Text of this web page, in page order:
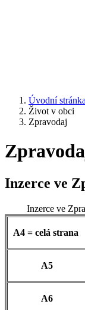
Úvodní stránka
Život v obci
Zpravodaj
Inzerce ve
Inzerce ve
A4 = celá strana
A5
A6